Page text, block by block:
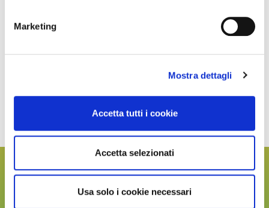
Marketing
Mostra dettagli
Accetta tutti i cookie
Accetta selezionati
Usa solo i cookie necessari
Hai altre domande sulla
partecipazione?